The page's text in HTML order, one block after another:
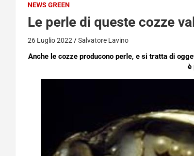
NEWS GREEN
Le perle di queste cozze
26 Luglio 2022 Salvatore Lavino
Anche le cozze producono perle, e si tratta di
è